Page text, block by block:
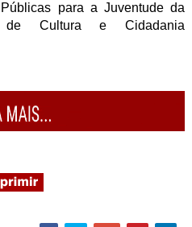
para a Juventude da
Cultura e Cidadania